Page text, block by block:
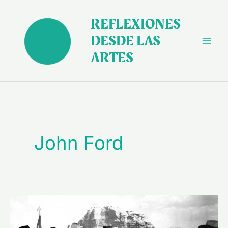
contenido
REFLEXIONES
DESDE LAS
ARTES
John Ford